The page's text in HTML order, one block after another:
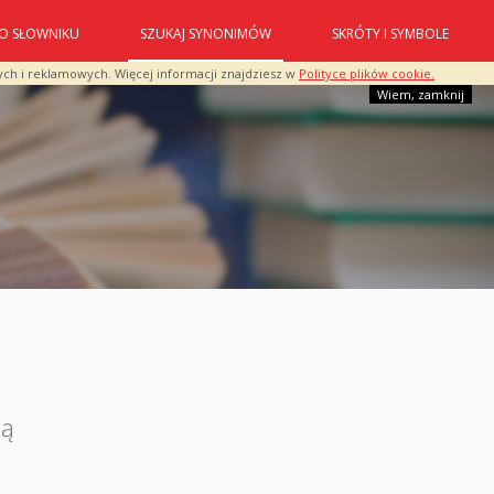
i reklamowych. Więcej informacji znajdziesz w Polityce plików cookie.
Wiem, zamknij
O SŁOWNIKU SZUKAJ SYNONIMÓW SKRÓTY I SYMBOLE